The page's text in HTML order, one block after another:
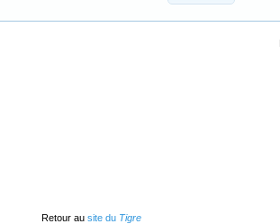
Retour au site du Tigre